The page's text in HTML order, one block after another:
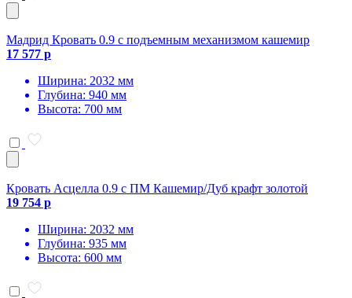
Мадрид Кровать 0.9 с подъемным механизмом кашемир
17 577 р
Ширина: 2032 мм
Глубина: 940 мм
Высота: 700 мм
Кровать Асцелла 0.9 с ПМ Кашемир/Дуб крафт золотой
19 754 р
Ширина: 2032 мм
Глубина: 935 мм
Высота: 600 мм